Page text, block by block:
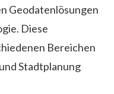
Geodatenlösungen
Diese
Bereichen
Stadtplanung